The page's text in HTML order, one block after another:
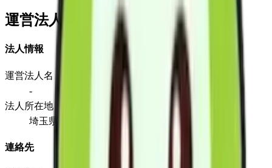
運営法人
法人情報
運営法人名
-
法人所在地
埼玉県坂戸市千代田1-1-29第5武井ビル202
連絡先